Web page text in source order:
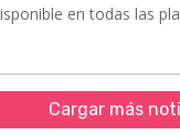
en todas las
Cargar más